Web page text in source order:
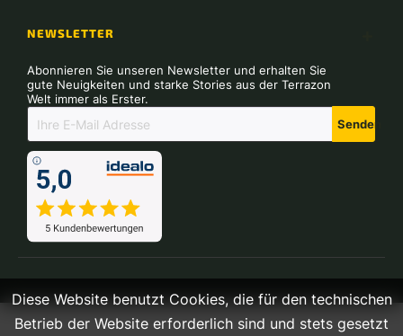
NEWSLETTER
Abonnieren Sie unseren Newsletter und erhalten Sie
gute Neuigkeiten und starke Stories aus der Terrazon
Welt immer als Erster.
Senden
Diese Website benutzt Cookies, die für den technischen
Betrieb der Website erforderlich sind und stets gesetzt